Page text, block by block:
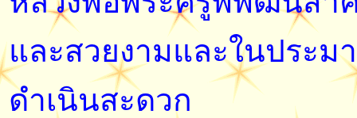
และสวยงามและในประ
ดำเนินสะดวก